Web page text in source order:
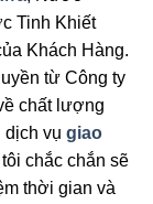
Tinh Khiết
Khách Hàng.
từ Công ty
chất lượng
dịch vụ giao
chắc chắn sẽ
thời gian và